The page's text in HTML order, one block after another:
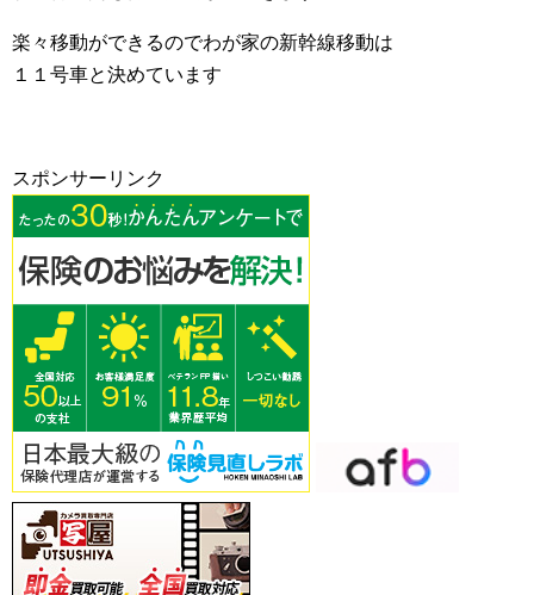
楽々移動ができるのでわが家の新幹線移動は
１１号車と決めています
スポンサーリンク